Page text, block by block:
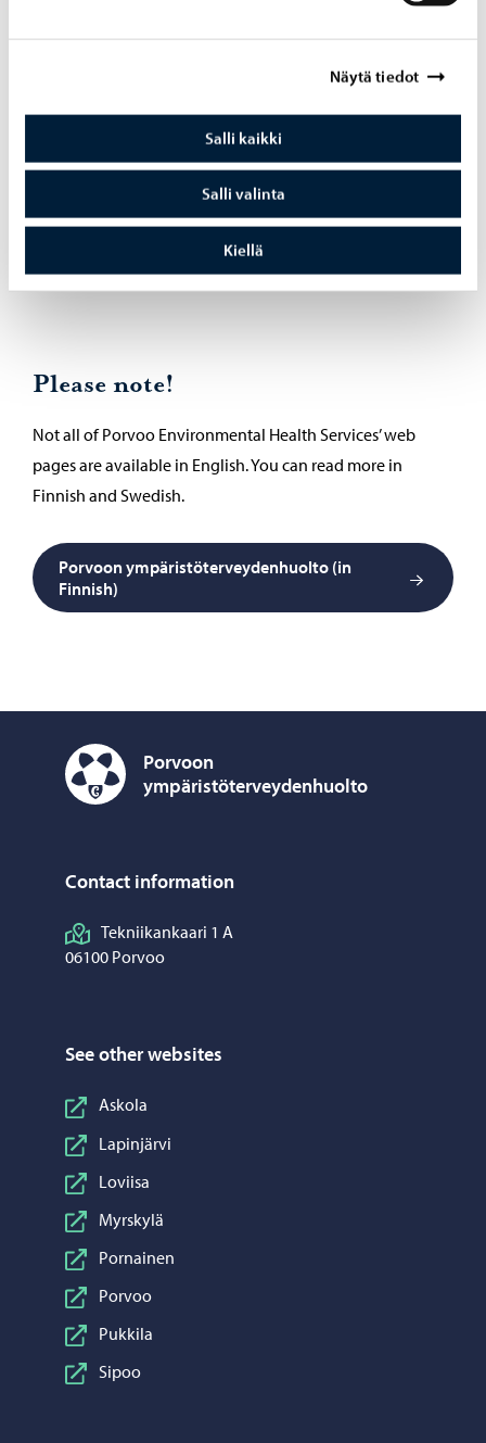
Näytä tiedot
Salli kaikki
Salli valinta
Kiellä
Ship Sanitation Inspections
Please note!
Not all of Porvoo Environmental Health Services’ web
pages are available in English. You can read more in
Finnish and Swedish.
Porvoon ympäristöterveydenhuolto (in
Finnish)
Porvoon ympäristöterveydenhuolto – Move to home
Porvoon
ympäristöterveydenhuolto
Contact information
Tekniikankaari 1 A
06100 Porvoo
See other websites
Askola
Lapinjärvi
Loviisa
Myrskylä
Pornainen
Porvoo
Pukkila
Sipoo